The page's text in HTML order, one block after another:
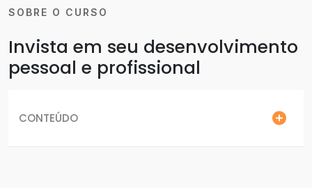
SOBRE O CURSO
Invista em seu desenvolvimento
pessoal e profissional
CONTEÚDO